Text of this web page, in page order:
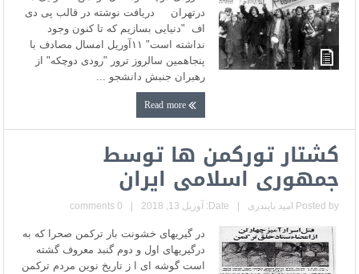
درتهران دریافت نوشته در قالب پی دی
اف "دنیایی بسازیم که تا کنون وجود
نداشته است" ۱۱آوریل امسال مصادف با
پنجاهمین سالروز ترور "رودی دوچکه" از
رهبران جنبش دانشجو ...
Read more
کشتار تورکمن ها توسط
جمهوری اسلامی ایران
Posted by امید بایندری Date: آوریل 13, 2018 0 comments
در گیریهای خشونت بار ترکمن صحرا که به
درگیریهای اول و دوم گنبد معروف گشته
است گوشه ای ا ز تاریخ نوین مردم ترکمن